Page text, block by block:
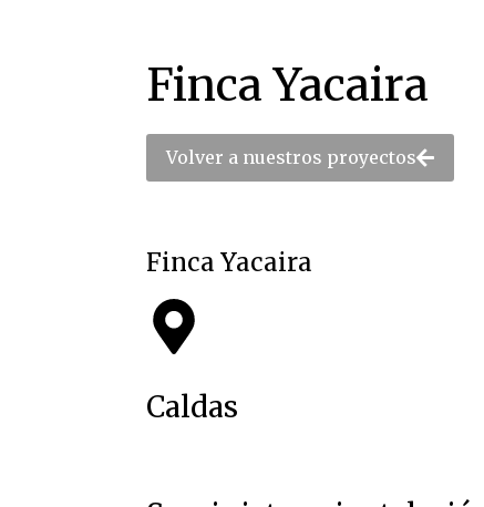
Finca Yacaira
Volver a nuestros proyectos
Finca Yacaira
Caldas